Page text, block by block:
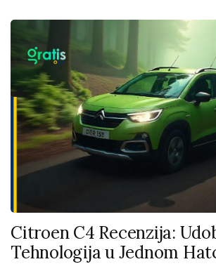
Citroen C4 Recenzija:
Tehnologija u Jednom